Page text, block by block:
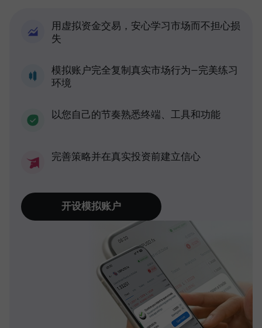
用虚拟资金交易，安心学习市场而不担心损
失
模拟账户完全复制真实市场行为—完美练习
环境
以您自己的节奏熟悉终端、工具和功能
完善策略并在真实投资前建立信心
开设模拟账户